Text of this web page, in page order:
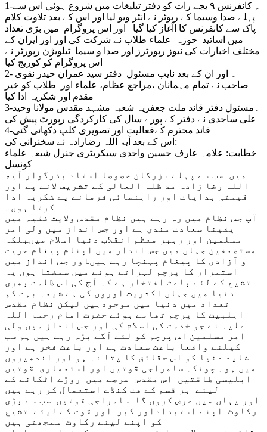
1-۔ کانفرنس ۹ بجے رات کو دفتر تبلیغات میں شروع ہوئی اس سے
پہلے صدا وسیما کے رپوٹر نے انٹر ویو لیا اور اس کے بعد تلاوت کلام
پاک سے کانفرنس کا اآغاز کیا گیا اور اس پروگرام میں بڑی تعداد
میں اساتید حوزہ علماء طلاب نے شرکت کی اور اور ایران کے
مختلف اخبارات کی نیوز رپورٹرز اور صدا و سیما ٹیلویژن رپورٹر نے
اس پروگرام کو کوریج کیا
2- ۔ اور ان کے بعد نایب مسئول دفتر سید عمران حیدر نقوی
صاحب نے تمام مہمانان ،مراجع عظام، علماء اور طلاب کو خیر
مقدم اور شکریہ ادا کیا
3-۔مسئول دفتر قائد ملت جعفریہ شعبہ مشہد مقدس مولانا وحید
علی ساجدی نے دفتر کے پورے سال کی کارکردگی رپورٹ پیش کی
4-قائد محترم کےفعالیت اور تصویری کلپ دکھائی گئی
اس کے بعد آیۃ اللہ رضازادہ نے سخنرانی کی:
خطابت: علامہ عارف حسین واحدی سیکریٹری جنرل شیعہ علماء
کونسل
میں سب سے پہلے بزرگان خصوصا استاد بذرگوار آیۃ
اللہ رضا زادہ مد ظلہ العالی کے تشریف لانے پے اور
قیمتی ہدایات اور راہنمائی فرمانے پے شکریہ ادا
کرتا ہوں۔
آپ جس نظام میں رہ رہے ہیں نظام مقدس ولایت فقیہ میں
یقینا سعادت مندی ہے اور جس انداز میں ولی امر
مسلمین اور رہبر معظم انقلاب دنیا اسلام میںبلکہ
مستضعفین جہاں میں جس انداز میں اپنام پیغام حریت
و آزادی کا پیغام پہنچا رہے ہیںاور جس انداز میں
استمرار کا پرچم لہراتے ہوئے میں سمضتا ہوں یہ
تشیع کے لئے باعث افتخار ہے کہ آج کی اس ظلمت بھری
دنیا میں جہاں اکثریت اوروں کی ہے شیعہ بہت کم
تعداد میں دنیا میں موجودہیں لیکن نظام مقدس
اہلبیت کا پرچم تھامے ہوئے حضرت امام رحمۃ اللہ
علیہ نے جو خدمت کی اسلام کی اور جس انداز میں ولی
امر مسلمین اس پرچم کو لئے آگے بڑہ رہے ہیں ہم سب
کیلئے واقعا باعث سعادت ہے اور باعث فخر ہے اور
شاید دنیا کو اس حقائق کا پتا نہ ہو اور اندھیروں
میں ہو۔ چونکہ سامراجی قوتیں اور استعماری قوتیں
ابلیسی طاقتیں اس مقدس عرصے میں روڑے اٹکانے کے
لیئے ہر قسم کے ھت کنڈے استعمال کر رہے ہیں
اور یہاں میں عرض کروں گا سامراجی قوتیں سب سے بڑی
رکاوٹ اپنے استبداداور کبر اور قوت کے لیئے تشیع
کو اپنے لیئے رکاوٹ سمجھتی ہیں